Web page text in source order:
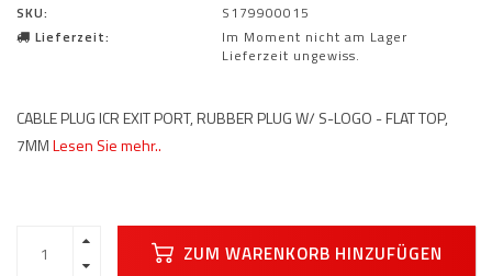
SKU:
S179900015
Lieferzeit:
Im Moment nicht am Lager
Lieferzeit ungewiss.
CABLE PLUG ICR EXIT PORT, RUBBER PLUG W/ S-LOGO - FLAT TOP,
7MMLesen Sie mehr..
ZUM WARENKORB HINZUFÜGEN